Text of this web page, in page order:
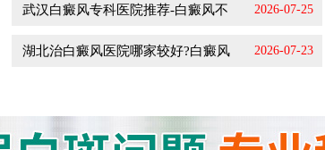
武汉白癜风专科医院推荐-白癜风不 2026-07-25
湖北治白癜风医院哪家较好?白癜风 2026-07-23